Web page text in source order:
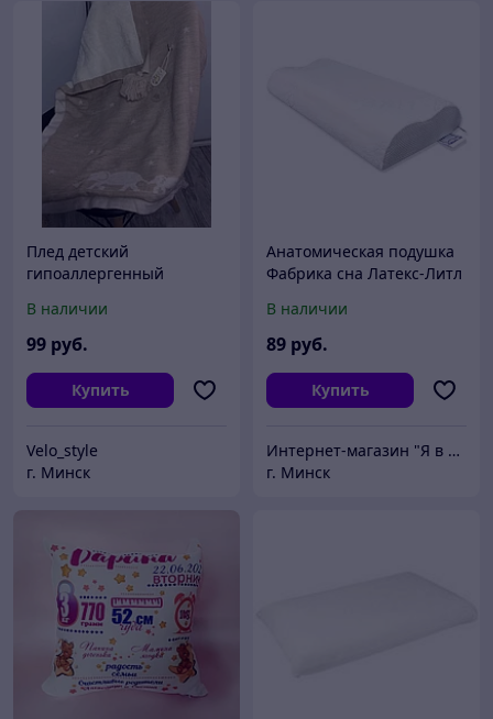
Плед детский
гипоаллергенный
В наличии
99 руб.
Купить
Velo_style
г. Минск
Анатомическая подушка
Фабрика сна Латекс-Литл
В наличии
89 руб.
Купить
Интернет-магазин "Я в домике"
г. Минск